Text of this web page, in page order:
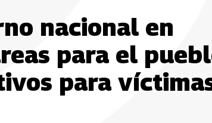
nacional en
para el
para